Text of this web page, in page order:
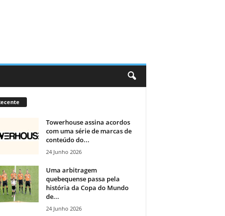
Towerhouse assina acordos
com uma série de marcas de
conteúdo do...
24 Junho 2026
Uma arbitragem
quebequense passa pela
história da Copa do Mundo
de...
24 Junho 2026